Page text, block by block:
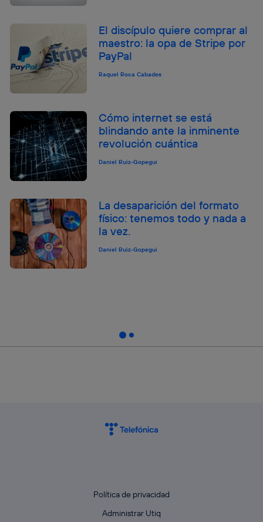
El discípulo quiere comprar al
maestro: la opa de Stripe por
PayPal
Raquel Roca Cabades
Cómo internet se está
blindando ante la inminente
revolución cuántica
Daniel Ruiz-Gopegui
La desaparición del formato
físico: tenemos todo y nada a
la vez.
Daniel Ruiz-Gopegui
Política de privacidad
Administrar Utiq